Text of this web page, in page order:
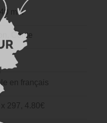
min
Conte
en français
297, 4.80€